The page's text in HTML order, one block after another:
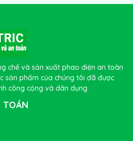
chế và sản xuất phao điện an toàn
sản phẩm của chúng tôi đã được
công cộng và dân dụng.
TOÁN